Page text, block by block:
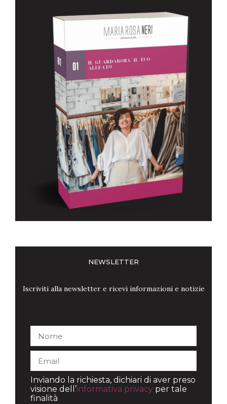
NEWSLETTER
Iscriviti alla newsletter e ricevi informazioni e notizie
Inviando la richiesta, dichiari di aver preso
visione dell’informativa privacy per tale
finalità